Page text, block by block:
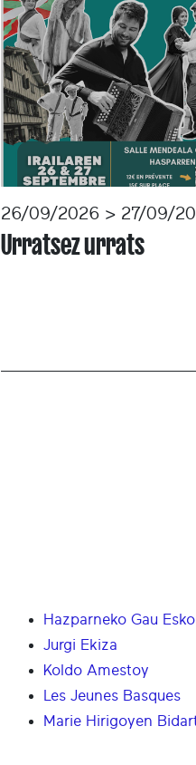
26/09/2026 > 27/09/
Urratsez urrats
Hazparneko Gau
Jurgi Ekiza
Koldo Amestoy
Les Jeunes Basques
Marie Hirigoyen